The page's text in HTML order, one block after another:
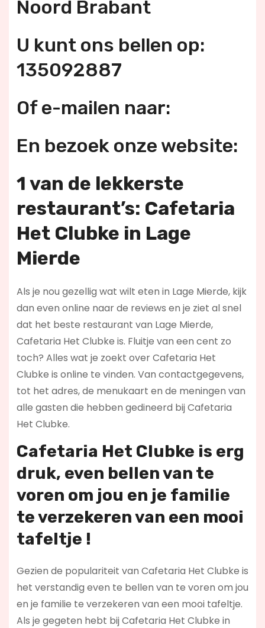
Noord Brabant
U kunt ons bellen op:
135092887
Of e-mailen naar:
En bezoek onze website:
1 van de lekkerste
restaurant’s: Cafetaria
Het Clubke in Lage
Mierde
Als je nou gezellig wat wilt eten in Lage Mierde, kijk
dan even online naar de reviews en je ziet al snel
dat het beste restaurant van Lage Mierde,
Cafetaria Het Clubke is. Fluitje van een cent zo
toch? Alles wat je zoekt over Cafetaria Het
Clubke is online te vinden. Van contactgegevens,
tot het adres, de menukaart en de meningen van
alle gasten die hebben gedineerd bij Cafetaria
Het Clubke.
Cafetaria Het Clubke is erg
druk, even bellen van te
voren om jou en je familie
te verzekeren van een mooi
tafeltje !
Gezien de populariteit van Cafetaria Het Clubke is
het verstandig even te bellen van te voren om jou
en je familie te verzekeren van een mooi tafeltje.
Als je gegeten hebt bij Cafetaria Het Clubke in